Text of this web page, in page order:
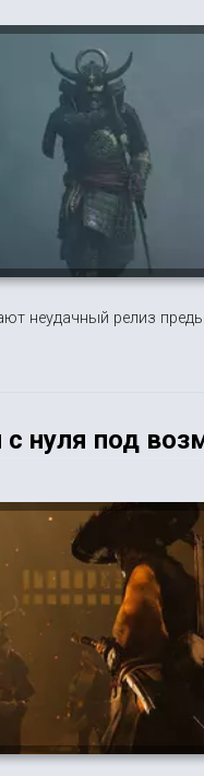
неудачный релиз
нуля под